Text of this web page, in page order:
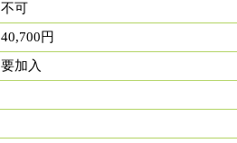
不可
40,700円
要加入